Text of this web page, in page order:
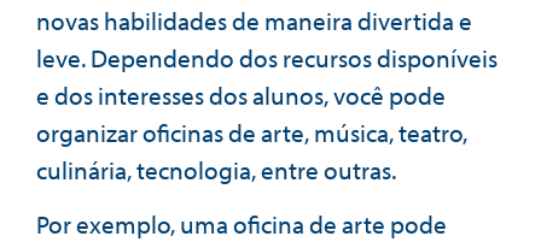
novas habilidades de maneira divertida e
leve. Dependendo dos recursos disponíveis
e dos interesses dos alunos, você pode
organizar oficinas de arte, música, teatro,
culinária, tecnologia, entre outras.
Por exemplo, uma oficina de arte pode